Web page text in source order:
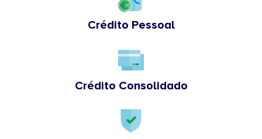
Crédito Pessoal
Crédito Consolidado